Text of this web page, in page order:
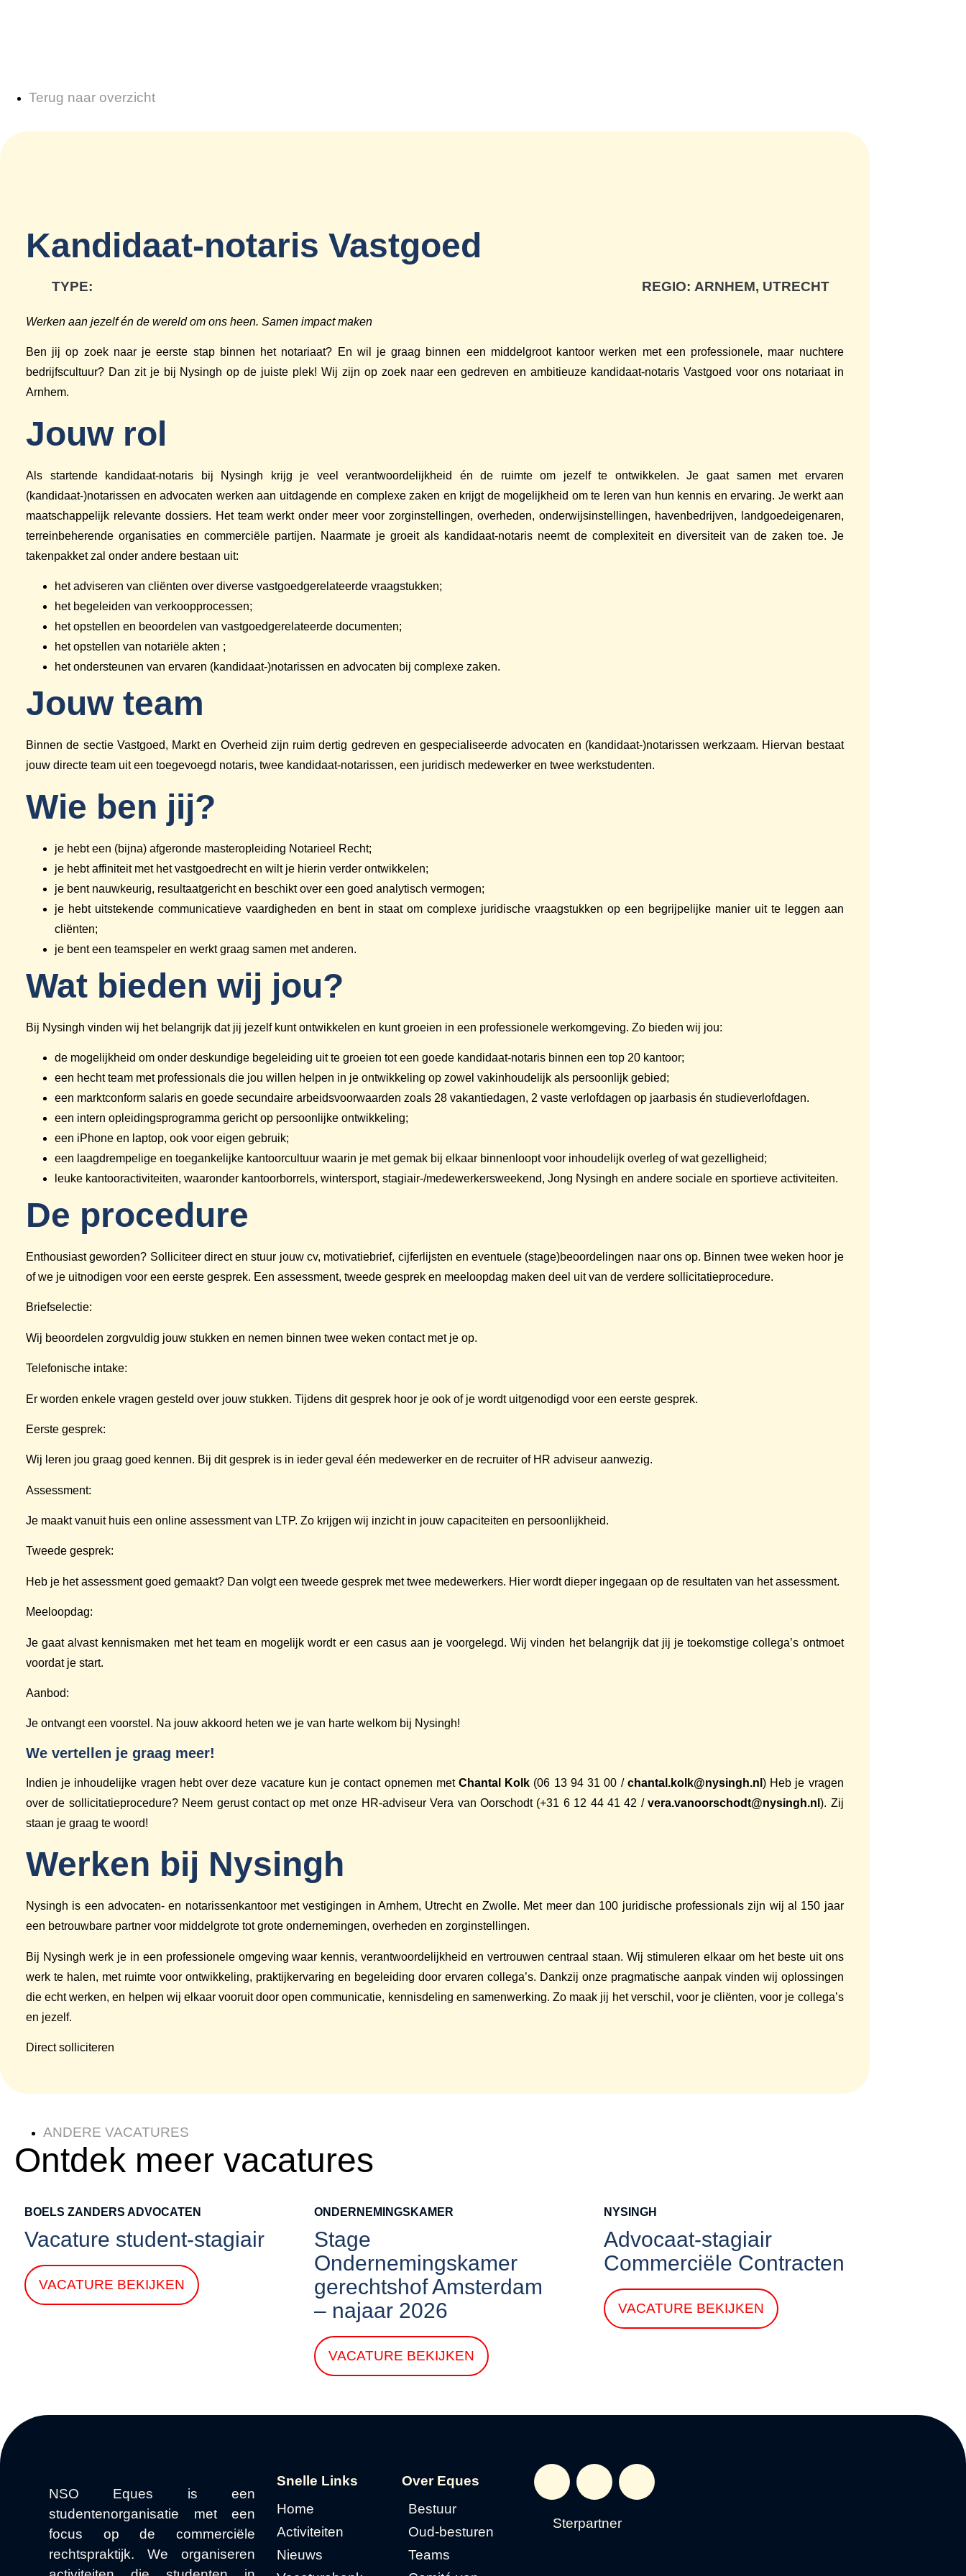
Terug naar overzicht
Kandidaat-notaris Vastgoed
TYPE: ARNHEM, UTRECHT
REGIO:
Werken aan jezelf én de wereld om ons heen. Samen impact maken
Ben jij op zoek naar je eerste stap binnen het notariaat? En wil je graag binnen een middelgroot kantoor werken met een professionele, maar nuchtere
bedrijfscultuur? Dan zit je bij Nysingh op de juiste plek! Wij zijn op zoek naar een gedreven en ambitieuze kandidaat-notaris Vastgoed voor ons notariaat in
Arnhem.
Jouw rol
Als startende kandidaat-notaris bij Nysingh krijg je veel verantwoordelijkheid én de ruimte om jezelf te ontwikkelen. Je gaat samen met ervaren
(kandidaat-)notarissen en advocaten werken aan uitdagende en complexe zaken en krijgt de mogelijkheid om te leren van hun kennis en ervaring. Je werkt aan
maatschappelijk relevante dossiers. Het team werkt onder meer voor zorginstellingen, overheden, onderwijsinstellingen, havenbedrijven, landgoedeigenaren,
terreinbeherende organisaties en commerciële partijen. Naarmate je groeit als kandidaat-notaris neemt de complexiteit en diversiteit van de zaken toe. Je
takenpakket zal onder andere bestaan uit:
het adviseren van cliënten over diverse vastgoedgerelateerde vraagstukken;
het begeleiden van verkoopprocessen;
het opstellen en beoordelen van vastgoedgerelateerde documenten;
het opstellen van notariële akten ;
het ondersteunen van ervaren (kandidaat-)notarissen en advocaten bij complexe zaken.
Jouw team
Binnen de sectie Vastgoed, Markt en Overheid zijn ruim dertig gedreven en gespecialiseerde advocaten en (kandidaat-)notarissen werkzaam. Hiervan bestaat
jouw directe team uit een toegevoegd notaris, twee kandidaat-notarissen, een juridisch medewerker en twee werkstudenten.
Wie ben jij?
je hebt een (bijna) afgeronde masteropleiding Notarieel Recht;
je hebt affiniteit met het vastgoedrecht en wilt je hierin verder ontwikkelen;
je bent nauwkeurig, resultaatgericht en beschikt over een goed analytisch vermogen;
je hebt uitstekende communicatieve vaardigheden en bent in staat om complexe juridische vraagstukken op een begrijpelijke manier uit te leggen aan
cliënten;
je bent een teamspeler en werkt graag samen met anderen.
Wat bieden wij jou?
Bij Nysingh vinden wij het belangrijk dat jij jezelf kunt ontwikkelen en kunt groeien in een professionele werkomgeving. Zo bieden wij jou:
de mogelijkheid om onder deskundige begeleiding uit te groeien tot een goede kandidaat-notaris binnen een top 20 kantoor;
een hecht team met professionals die jou willen helpen in je ontwikkeling op zowel vakinhoudelijk als persoonlijk gebied;
een marktconform salaris en goede secundaire arbeidsvoorwaarden zoals 28 vakantiedagen, 2 vaste verlofdagen op jaarbasis én studieverlofdagen.
een intern opleidingsprogramma gericht op persoonlijke ontwikkeling;
een iPhone en laptop, ook voor eigen gebruik;
een laagdrempelige en toegankelijke kantoorcultuur waarin je met gemak bij elkaar binnenloopt voor inhoudelijk overleg of wat gezelligheid;
leuke kantooractiviteiten, waaronder kantoorborrels, wintersport, stagiair-/medewerkersweekend, Jong Nysingh en andere sociale en sportieve activiteiten.
De procedure
Enthousiast geworden? Solliciteer direct en stuur jouw cv, motivatiebrief, cijferlijsten en eventuele (stage)beoordelingen naar ons op. Binnen twee weken hoor je
of we je uitnodigen voor een eerste gesprek. Een assessment, tweede gesprek en meeloopdag maken deel uit van de verdere sollicitatieprocedure.
Briefselectie:
Wij beoordelen zorgvuldig jouw stukken en nemen binnen twee weken contact met je op.
Telefonische intake:
Er worden enkele vragen gesteld over jouw stukken. Tijdens dit gesprek hoor je ook of je wordt uitgenodigd voor een eerste gesprek.
Eerste gesprek:
Wij leren jou graag goed kennen. Bij dit gesprek is in ieder geval één medewerker en de recruiter of HR adviseur aanwezig.
Assessment:
Je maakt vanuit huis een online assessment van LTP. Zo krijgen wij inzicht in jouw capaciteiten en persoonlijkheid.
Tweede gesprek:
Heb je het assessment goed gemaakt? Dan volgt een tweede gesprek met twee medewerkers. Hier wordt dieper ingegaan op de resultaten van het assessment.
Meeloopdag:
Je gaat alvast kennismaken met het team en mogelijk wordt er een casus aan je voorgelegd. Wij vinden het belangrijk dat jij je toekomstige collega’s ontmoet
voordat je start.
Aanbod:
Je ontvangt een voorstel. Na jouw akkoord heten we je van harte welkom bij Nysingh!
We vertellen je graag meer!
Indien je inhoudelijke vragen hebt over deze vacature kun je contact opnemen metChantal Kolk (06 13 94 31 00 / chantal.kolk@nysingh.nl ) Heb je vragen
over de sollicitatieprocedure? Neem gerust contact op met onze HR-adviseur Vera van Oorschodt (+31 6 12 44 41 42 /vera.vanoorschodt@nysingh.nl). Zij
staan je graag te woord!
Werken bij Nysingh
Nysingh is een advocaten- en notarissenkantoor met vestigingen in Arnhem, Utrecht en Zwolle. Met meer dan 100 juridische professionals zijn wij al 150 jaar
een betrouwbare partner voor middelgrote tot grote ondernemingen, overheden en zorginstellingen.
Bij Nysingh werk je in een professionele omgeving waar kennis, verantwoordelijkheid en vertrouwen centraal staan. Wij stimuleren elkaar om het beste uit ons
werk te halen, met ruimte voor ontwikkeling, praktijkervaring en begeleiding door ervaren collega’s. Dankzij onze pragmatische aanpak vinden wij oplossingen
die echt werken, en helpen wij elkaar vooruit door open communicatie, kennisdeling en samenwerking. Zo maak jij het verschil, voor je cliënten, voor je collega’s
en jezelf.
Direct solliciteren
ANDERE VACATURES
Ontdek meer vacatures
BOELS ZANDERS ADVOCATEN
Vacature student-stagiair
VACATURE BEKIJKEN
ONDERNEMINGSKAMER
Stage
Ondernemingskamer
gerechtshof Amsterdam
– najaar 2026
VACATURE BEKIJKEN
NYSINGH
Advocaat-stagiair
Commerciële Contracten
VACATURE BEKIJKEN
NSO Eques is een
studentenorganisatie met een
focus op de commerciële
rechtspraktijk. We organiseren
Snelle Links
Home
Activiteiten
Nieuws
Over Eques
Bestuur
Oud-besturen
Teams
Sterpartner